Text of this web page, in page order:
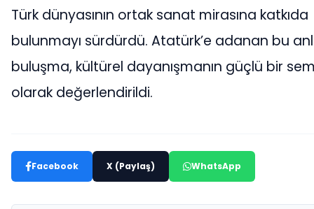
Türk dünyasının ortak sanat mirasına katkıda
bulunmayı sürdürdü. Atatürk’e adanan bu
buluşma, kültürel dayanışmanın güçlü bir
olarak değerlendirildi.
Facebook X (Paylaş) WhatsApp